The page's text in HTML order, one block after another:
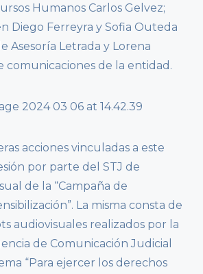
Humanos Carlos Gelvez;
Diego Ferreyra y Sofia Outeda
Asesoría Letrada y Lorena
comunicaciones de la entidad.
acciones vinculadas a este
por parte del STJ de
de la “Campaña de
La misma consta de
audiovisuales realizados por la
de Comunicación Judicial
“Para ejercer los derechos